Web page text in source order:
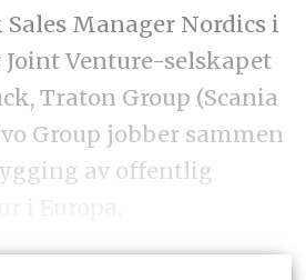
Manager Nordics i
Joint Venture-selskapet
Traton Group (Scania
Group jobber sammen
av offentlig